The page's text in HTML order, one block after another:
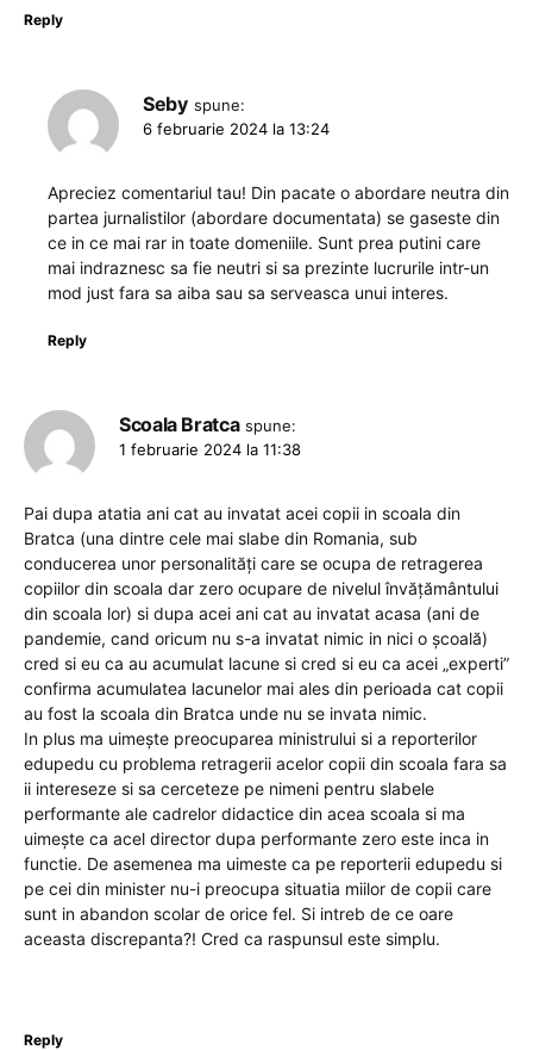
Reply
Seby spune:
6 februarie 2024 la 13:24
Apreciez comentariul tau! Din pacate o abordare neutra din
partea jurnalistilor (abordare documentata) se gaseste din
ce in ce mai rar in toate domeniile. Sunt prea putini care
mai indraznesc sa fie neutri si sa prezinte lucrurile intr-un
mod just fara sa aiba sau sa serveasca unui interes.
Reply
Scoala Bratca spune:
1 februarie 2024 la 11:38
Pai dupa atatia ani cat au invatat acei copii in scoala din
Bratca (una dintre cele mai slabe din Romania, sub
conducerea unor personalități care se ocupa de retragerea
copiilor din scoala dar zero ocupare de nivelul învățământului
din scoala lor) si dupa acei ani cat au invatat acasa (ani de
pandemie, cand oricum nu s-a invatat nimic in nici o școală)
cred si eu ca au acumulat lacune si cred si eu ca acei „experti”
confirma acumulatea lacunelor mai ales din perioada cat copii
au fost la scoala din Bratca unde nu se invata nimic.
In plus ma uimește preocuparea ministrului si a reporterilor
edupedu cu problema retragerii acelor copii din scoala fara sa
ii intereseze si sa cerceteze pe nimeni pentru slabele
performante ale cadrelor didactice din acea scoala si ma
uimește ca acel director dupa performante zero este inca in
functie. De asemenea ma uimeste ca pe reporterii edupedu si
pe cei din minister nu-i preocupa situatia miilor de copii care
sunt in abandon scolar de orice fel. Si intreb de ce oare
aceasta discrepanta?! Cred ca raspunsul este simplu.
Reply